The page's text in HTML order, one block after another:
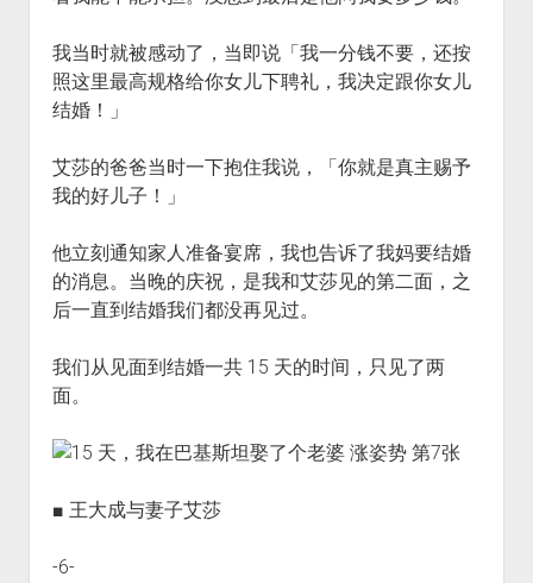
我当时就被感动了，当即说「我一分钱不要，还按
照这里最高规格给你女儿下聘礼，我决定跟你女儿
结婚！」
艾莎的爸爸当时一下抱住我说，「你就是真主赐予
我的好儿子！」
他立刻通知家人准备宴席，我也告诉了我妈要结婚
的消息。当晚的庆祝，是我和艾莎见的第二面，之
后一直到结婚我们都没再见过。
我们从见面到结婚一共 15 天的时间，只见了两
面。
■ 王大成与妻子艾莎
-6-